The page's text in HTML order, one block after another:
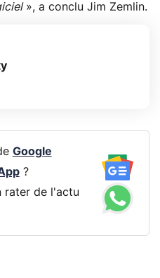
», a conclu Jim Zemlin.
Google
?
rater de l'actu